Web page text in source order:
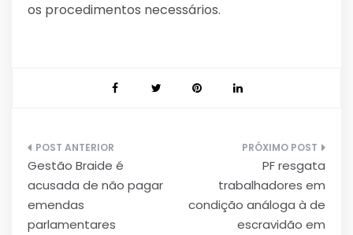
os procedimentos necessários.
Navegação
de
Post
Gestão Braide é
acusada de não pagar
emendas
parlamentares
PF resgata
trabalhadores em
condição análoga à de
escravidão em